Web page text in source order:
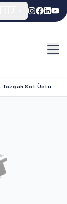
Tezgah Set Üstü